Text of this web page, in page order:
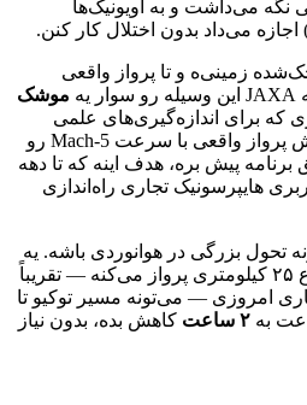
نگه می‌داشت و به آویونیک‌ها
اجازه می‌داد بدون اختلال کار کنن.
زمینی‌ه و تا پرواز واقعی
JAXA این وسیله رو سوار یه موشک
که برای اندازه‌گیری‌های علمی
پرواز واقعی با سرعت Mach-5 رو
برنامه پیش بره، هدف اینه که تا دهه
هایپرسونیک تجاری راه‌اندازی
تحول بزرگی در هوانوردی باشه. یه
۲۵ کیلومتری پرواز می‌کنه — تقریباً
امروزی — می‌تونه مسیر توکیو تا
به ۲ ساعت کاهش بده، بدون نیاز